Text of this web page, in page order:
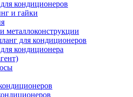
кондиционеров
и гайки
металлоконструкции
для кондиционеров
кондиционера